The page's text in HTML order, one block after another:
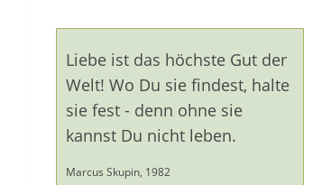
Liebe ist das höchste Gut der
Welt! Wo Du sie findest, halte
sie fest - denn ohne sie
kannst Du nicht leben.
Marcus Skupin, 1982